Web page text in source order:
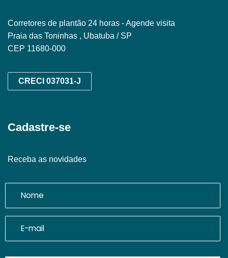
Corretores de plantão 24 horas - Agende visita
Praia das Toninhas , Ubatuba / SP
CEP 11680-000
CRECI 037031-J
Cadastre-se
Receba as novidades